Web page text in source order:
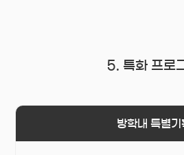
5. 특화 프로
방학내 특별기